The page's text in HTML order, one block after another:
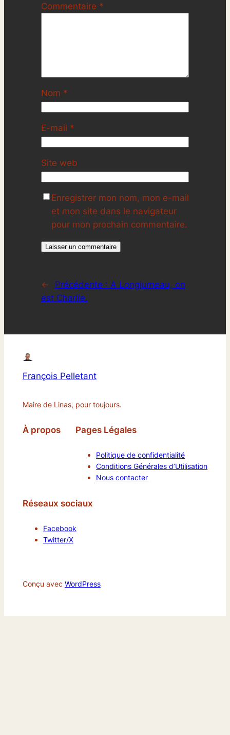
Commentaire *
Nom *
E-mail *
Site web
Enregistrer mon nom, mon e-mail
et mon site dans le navigateur
pour mon prochain commentaire.
← Précédente : A Longjumeau, on
est Charlie.
François Pelletant
Maire de Linas, pour toujours.
À propos Pages Légales
Politique de confidentialité
Conditions Générales d’Utilisation
Nous contacter
Réseaux sociaux
Facebook
Twitter/X
Conçu avec WordPress